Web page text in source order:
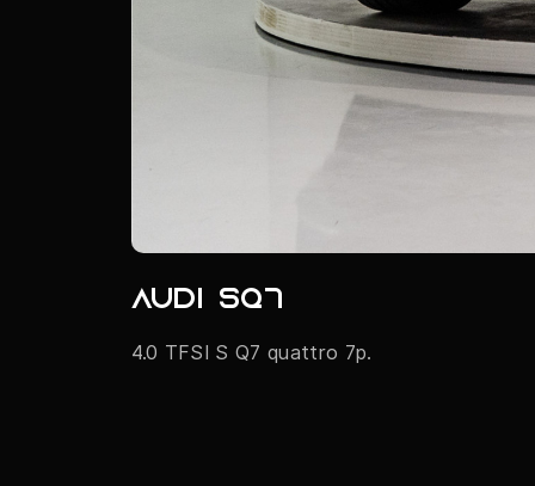
Audi SQ7
4.0 TFSI S Q7 quattro 7p.